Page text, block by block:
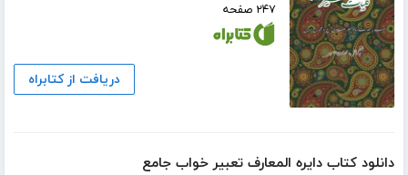
۲۴۷ صفحه
دریافت از کتابراه
دانلود کتاب دایره المعارف تعبیر‌ خواب جامع